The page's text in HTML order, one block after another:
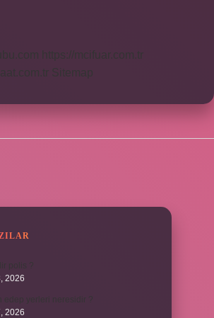
https://mcifuar.com.tr
Sitemap
2026
2026